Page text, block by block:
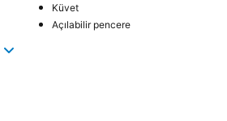
Küvet
Açılabilir pencere